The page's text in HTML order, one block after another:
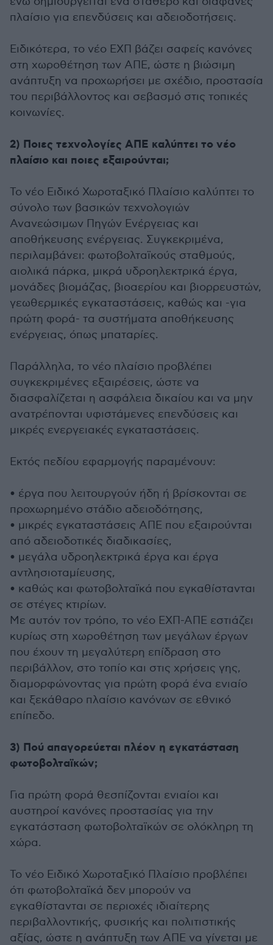
πλαίσιο για επενδύσεις και αδειοδοτήσεις.
Ειδικότερα, το νέο ΕΧΠ βάζει σαφείς κανόνες
στη χωροθέτηση των ΑΠΕ, ώστε η βιώσιμη
ανάπτυξη να προχωρήσει με σχέδιο, προστασία
του περιβάλλοντος και σεβασμό στις τοπικές
κοινωνίες.
2) Ποιες τεχνολογίες ΑΠΕ καλύπτει το νέο
πλαίσιο και ποιες εξαιρούνται;
Το νέο Ειδικό Χωροταξικό Πλαίσιο καλύπτει το
σύνολο των βασικών τεχνολογιών
Ανανεώσιμων Πηγών Ενέργειας και
αποθήκευσης ενέργειας. Συγκεκριμένα,
περιλαμβάνει: φωτοβολταϊκούς σταθμούς,
αιολικά πάρκα, μικρά υδροηλεκτρικά έργα,
μονάδες βιομάζας, βιοαερίου και βιορρευστών,
γεωθερμικές εγκαταστάσεις, καθώς και -για
πρώτη φορά- τα συστήματα αποθήκευσης
ενέργειας, όπως μπαταρίες.
Παράλληλα, το νέο πλαίσιο προβλέπει
συγκεκριμένες εξαιρέσεις, ώστε να
διασφαλίζεται η ασφάλεια δικαίου και να μην
ανατρέπονται υφιστάμενες επενδύσεις και
μικρές ενεργειακές εγκαταστάσεις.
Εκτός πεδίου εφαρμογής παραμένουν:
• έργα που λειτουργούν ήδη ή βρίσκονται σε
προχωρημένο στάδιο αδειοδότησης,
• μικρές εγκαταστάσεις ΑΠΕ που εξαιρούνται
από αδειοδοτικές διαδικασίες,
• μεγάλα υδροηλεκτρικά έργα και έργα
αντλησιοταμίευσης,
• καθώς και φωτοβολταϊκά που εγκαθίστανται
σε στέγες κτιρίων.
Με αυτόν τον τρόπο, το νέο ΕΧΠ-ΑΠΕ εστιάζει
κυρίως στη χωροθέτηση των μεγάλων έργων
που έχουν τη μεγαλύτερη επίδραση στο
περιβάλλον, στο τοπίο και στις χρήσεις γης,
διαμορφώνοντας για πρώτη φορά ένα ενιαίο
και ξεκάθαρο πλαίσιο κανόνων σε εθνικό
επίπεδο.
3) Πού απαγορεύεται πλέον η εγκατάσταση
φωτοβολταϊκών;
Για πρώτη φορά θεσπίζονται ενιαίοι και
αυστηροί κανόνες προστασίας για την
εγκατάσταση φωτοβολταϊκών σε ολόκληρη τη
χώρα.
Το νέο Ειδικό Χωροταξικό Πλαίσιο προβλέπει
ότι φωτοβολταϊκά δεν μπορούν να
εγκαθίστανται σε περιοχές ιδιαίτερης
περιβαλλοντικής, φυσικής και πολιτιστικής
αξίας, ώστε η ανάπτυξη των ΑΠΕ να γίνεται με